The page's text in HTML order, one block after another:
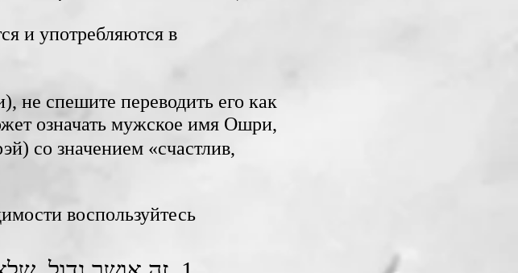
и употребляются в
не спешите переводить его как
означать мужское имя Ошри,
со значением «счастлив,
воспользуйтесь